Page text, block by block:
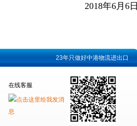
2018年6月6日
23年只做好中港物流进出口
在线客服